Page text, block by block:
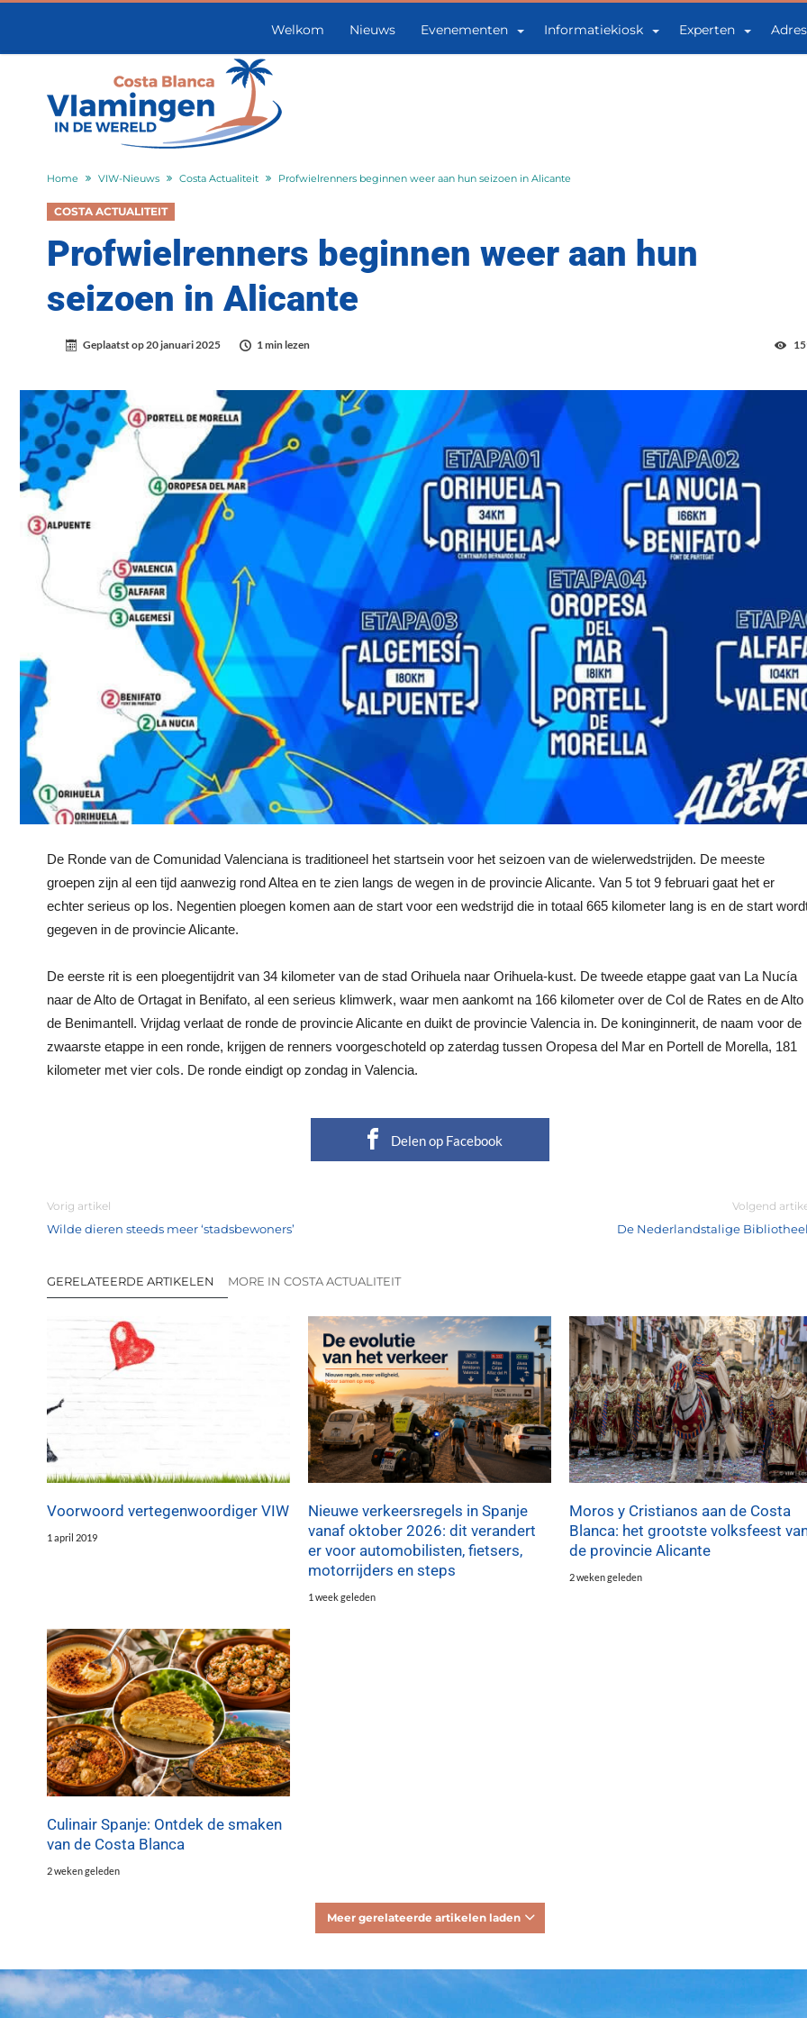
Welkom Nieuws Evenementen Informatiekiosk Experten
Home VIW-Nieuws Costa Actualiteit Profwielrenners beginnen weer aan hun seizoen in Alicante
COSTA ACTUALITEIT
Profwielrenners beginnen weer aan hun
seizoen in Alicante
Geplaatst op20 januari 2025 1 min lezen
De Ronde van de Comunidad Valenciana is traditioneel het startsein voor het seizoen van de wielerwedstrijden. De meeste
groepen zijn al een tijd aanwezig rond Altea en te zien langs de wegen in de provincie Alicante. Van 5 tot 9 februari gaat het er
echter serieus op los. Negentien ploegen komen aan de start voor een wedstrijd die in totaal 665 kilometer lang is en de start
gegeven in de provincie Alicante.
De eerste rit is een ploegentijdrit van 34 kilometer van de stad Orihuela naar Orihuela-kust. De tweede etappe gaat van La Nucía
naar de Alto de Ortagat in Benifato, al een serieus klimwerk, waar men aankomt na 166 kilometer over de Col de Rates en de Alto
de Benimantell. Vrijdag verlaat de ronde de provincie Alicante en duikt de provincie Valencia in. De koninginnerit, de naam voor de
zwaarste etappe in een ronde, krijgen de renners voorgeschoteld op zaterdag tussen Oropesa del Mar en Portell de Morella, 181
kilometer met vier cols. De ronde eindigt op zondag in Valencia.
Delen op Facebook
Vorig artikel
Wilde dieren steeds meer ‘stadsbewoners’
Volgend
De Nederlandstalige
GERELATEERDE ARTIKELEN MORE IN COSTA ACTUALITEIT
Voorwoord vertegenwoordiger VIW
1 april 2019
Nieuwe verkeersregels in Spanje
vanaf oktober 2026: dit verandert
er voor automobilisten, fietsers,
motorrijders en steps
1 week geleden
Moros y Cristianos aan de Costa
Blanca: het grootste volksfeest
de provincie Alicante
2 weken geleden
Culinair Spanje: Ontdek de smaken
van de Costa Blanca
2 weken geleden
Meer gerelateerde artikelen laden